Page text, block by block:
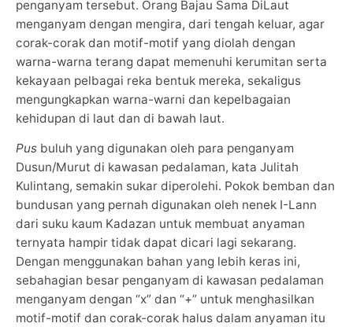
penganyam tersebut. Orang Bajau Sama DiLaut
menganyam dengan mengira, dari tengah keluar, agar
corak-corak dan motif-motif yang diolah dengan
warna-warna terang dapat memenuhi kerumitan serta
kekayaan pelbagai reka bentuk mereka, sekaligus
mengungkapkan warna-warni dan kepelbagaian
kehidupan di laut dan di bawah laut.
Pus buluh yang digunakan oleh para penganyam
Dusun/Murut di kawasan pedalaman, kata Julitah
Kulintang, semakin sukar diperolehi. Pokok bemban dan
bundusan yang pernah digunakan oleh nenek I-Lann
dari suku kaum Kadazan untuk membuat anyaman
ternyata hampir tidak dapat dicari lagi sekarang.
Dengan menggunakan bahan yang lebih keras ini,
sebahagian besar penganyam di kawasan pedalaman
menganyam dengan “x” dan “+” untuk menghasilkan
motif-motif dan corak-corak halus dalam anyaman itu